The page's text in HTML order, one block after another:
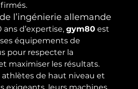
l’ingénierie allemande
ans d’expertise, gym80 est
équipements de
pour respecter la
maximiser les résultats.
athlètes de haut niveau et